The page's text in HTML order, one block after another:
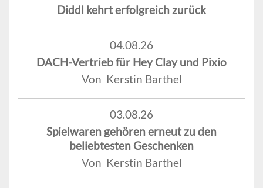
Diddl kehrt erfolgreich zurück
04.08.26
DACH-Vertrieb für Hey Clay und Pixio
Von Kerstin Barthel
03.08.26
Spielwaren gehören erneut zu den
beliebtesten Geschenken
Von Kerstin Barthel